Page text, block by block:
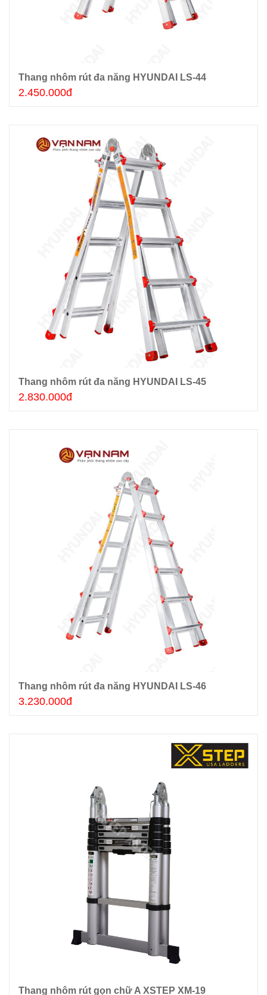
Thêm giỏ hàng
Thang nhôm rút đa năng HYUNDAI LS-44
2.450.000đ
Thêm giỏ hàng
Thang nhôm rút đa năng HYUNDAI LS-45
2.830.000đ
Thêm giỏ hàng
Thang nhôm rút đa năng HYUNDAI LS-46
3.230.000đ
Thêm giỏ hàng
Thang nhôm rút gọn chữ A XSTEP XM-19